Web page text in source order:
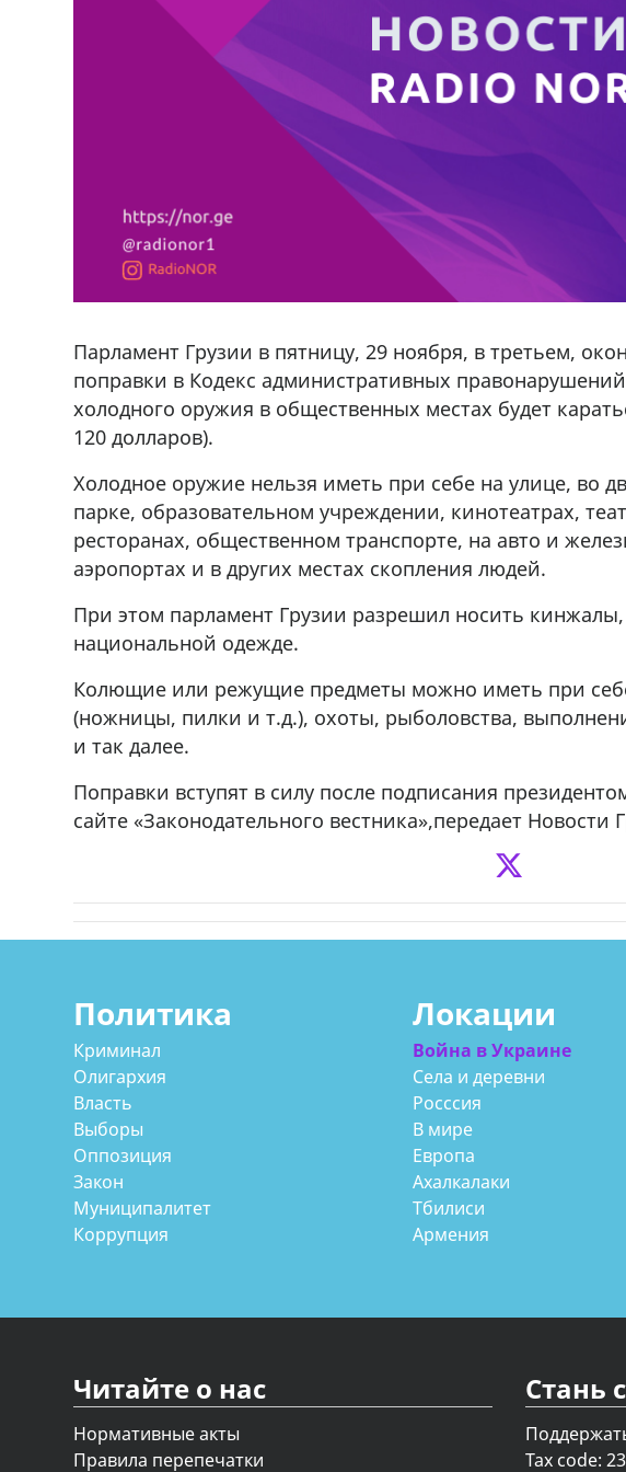
Парламент Грузии в пятницу, 29 ноября, в третьем,
поправки в Кодекс административных
холодного оружия в общественных местах будет
120 долларов).
Холодное оружие нельзя иметь при себе на улице, во
парке, образовательном учреждении, кинотеатрах,
ресторанах, общественном транспорте, на авто и
аэропортах и в других местах скопления людей.
При этом парламент Грузии разрешил носить кинжалы,
национальной одежде.
Колющие или режущие предметы можно иметь при
(ножницы, пилки и т.д.), охоты, рыболовства,
и так далее.
Поправки вступят в силу после подписания
сайте «Законодательного вестника»,передает Новости
Политика
Криминал
Олигархия
Власть
Выборы
Оппозиция
Закон
Муниципалитет
Коррупция
Локации
Война в Украине
Села и деревни
Росссия
В мире
Европа
Ахалкалаки
Тбилиси
Армения
Читайте о нас
Нормативные акты
Правила перепечатки
Стань
Tax code: